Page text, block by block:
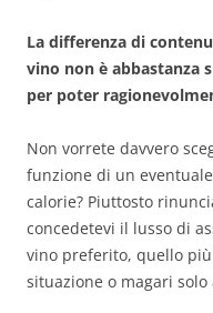
La differenza di
vino non è abbastanza
per poter
Non vorrete davvero
funzione di un
calorie? Piuttosto
concedetevi il lusso di
vino preferito, quello
situazione o magari